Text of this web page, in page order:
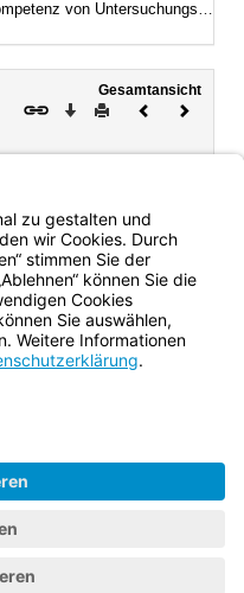
im Bereich Boden und Altlasten
Gesamtansicht
Download
DruckenVorheriges
2002 in Kraft; sie tritt
2026 außer Kraft.